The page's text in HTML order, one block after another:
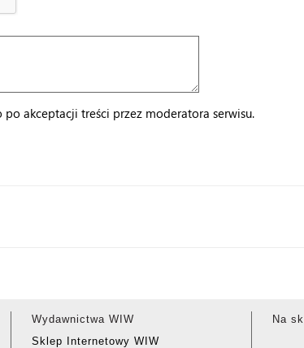
akceptacji treści przez moderatora serwisu.
Wydawnictwa WIW
Sklep Internetowy WIW
Na